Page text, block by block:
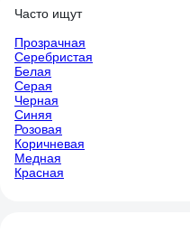
Часто ищут
Прозрачная
Серебристая
Белая
Серая
Черная
Синяя
Розовая
Коричневая
Медная
Красная